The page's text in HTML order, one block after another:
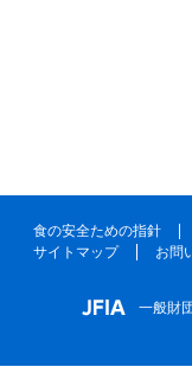
食の安全ための指針
サイトマップ
お問
一般財